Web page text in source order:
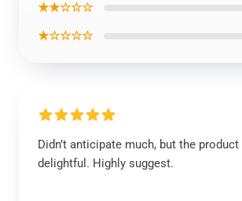
★★☆☆☆
★☆☆☆☆
Didn’t anticipate much, but the product
delightful. Highly suggest.